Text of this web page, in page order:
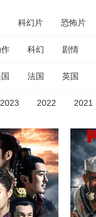
科幻片 恐怖片
科幻 剧情
法国 英国
2023 2022 2021